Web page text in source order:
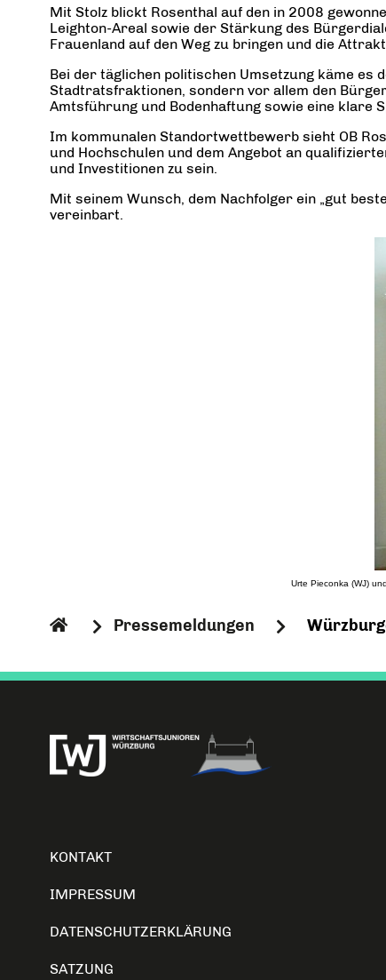
Mit Stolz blickt Rosenthal auf den in 2008
Leighton-Areal sowie der Stärkung des
Frauenland auf den Weg zu bringen und die
Bei der täglichen politischen Umsetzung käme
Stadtratsfraktionen, sondern vor allem den
Amtsführung und Bodenhaftung sowie eine klare
Im kommunalen Standortwettbewerb sieht OB
und Hochschulen und dem Angebot an
und Investitionen zu sein.
Mit seinem Wunsch, dem Nachfolger ein „gut
vereinbart.
Urte Pieconka (WJ)
Pressemeldungen
KONTAKT
IMPRESSUM
DATENSCHUTZERKLÄRUNG
SATZUNG